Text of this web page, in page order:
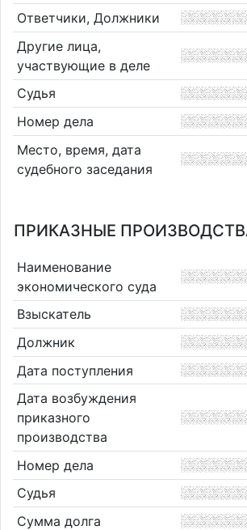
Ответчики, Должники
Другие лица,
участвующие в деле
Судья
Номер дела
Место, время, дата
судебного заседания
ПРИКАЗНЫЕ
Наименование
экономического суда
Взыскатель
Должник
Дата поступления
Дата возбуждения
приказного
производства
Номер дела
Судья
Сумма долга